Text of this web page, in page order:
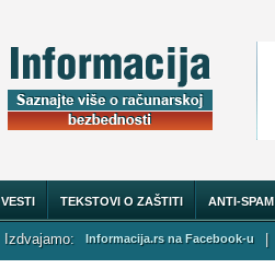
VESTI TEKSTOVI O ZAŠTITI ANTI-SPAM
O NAMA
Izdvajamo: Informacija.rs na Facebook-u |